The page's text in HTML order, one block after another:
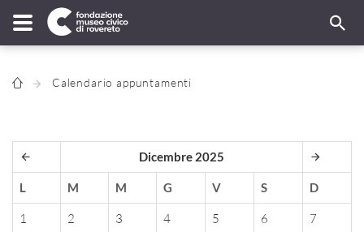
Calendario appuntamenti
Dicembre 2025
L M M G V S D
1 2 3 4 5 6
7